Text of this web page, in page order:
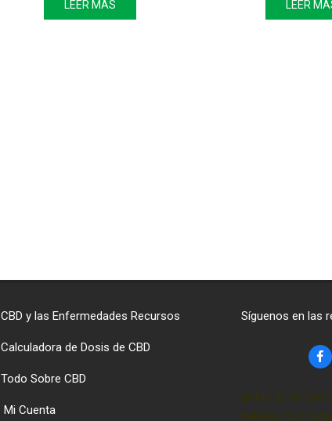
LEER MÁS LEER
CBD y las Enfermedades Recursos
Calculadora de Dosis de CBD
Todo Sobre CBD
Mi Cuenta
Síguenos en las
gotas de cbd
méxico, cbd